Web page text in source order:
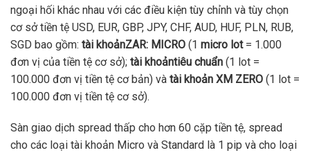
ngoại hối khác nhau với các điều kiện tùy chỉnh và tùy chọn
cơ sở tiền tệ USD, EUR, GBP, JPY, CHF, AUD, HUF, PLN, RUB,
SGD bao gồm: tài khoảnZAR: MICRO (1 micro lot = 1.000
đơn vị của tiền tệ cơ sở); tài khoảntiêu chuẩn (1 lot =
100.000 đơn vị tiền tệ cơ bản) và tài khoản XM ZERO (1 lot =
100.000 đơn vị tiền tệ cơ sở).
Sàn giao dịch spread thấp cho hơn 60 cặp tiền tệ, spread
cho các loại tài khoản Micro và Standard là 1 pip và cho loại